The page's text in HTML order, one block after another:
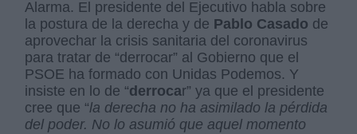
Alarma. El presidente del Ejecutivo habla sobre
la postura de la derecha y de Pablo Casado de
aprovechar la crisis sanitaria del coronavirus
para tratar de “derrocar” al Gobierno que el
PSOE ha formado con Unidas Podemos. Y
insiste en lo de “derrocar” ya que el presidente
cree que “la derecha no ha asimilado la pérdida
del poder. No lo asumió que aquel momento